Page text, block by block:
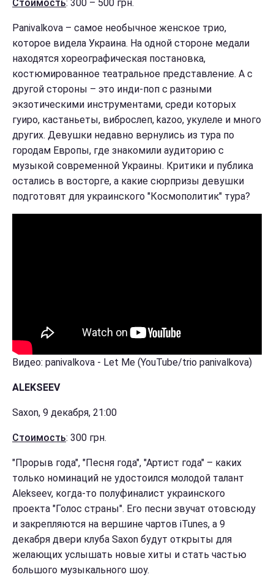
Стоимость: 300 – 500 грн.
Panivalkova – самое необычное женское трио,
которое видела Украина. На одной стороне медали
находятся хореографическая постановка,
костюмированное театральное представление. А с
другой стороны – это инди-поп с разными
экзотическими инструментами, среди которых
гуиро, кастаньеты, виброслеп, kazoo, укулеле и много
других. Девушки недавно вернулись из тура по
городам Европы, где знакомили аудиторию с
музыкой современной Украины. Критики и публика
остались в восторге, а какие сюрпризы девушки
подготовят для украинского "Космополитик" тура?
Видео: panivalkova - Let Me (YouTube/trio panivalkova)
ALEKSEEV
Saxon, 9 декабря, 21:00
Стоимость: 300 грн.
"Прорыв года", "Песня года", "Артист года" – каких
только номинаций не удостоился молодой талант
Alekseev, когда-то полуфиналист украинского
проекта "Голос страны". Его песни звучат отовсюду
и закрепляются на вершине чартов iTunes, а 9
декабря двери клуба Saxon будут открыты для
желающих услышать новые хиты и стать частью
большого музыкального шоу.